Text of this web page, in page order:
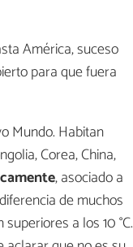
América, suceso
para que fuera
Mundo. Habitan
Corea, China,
, asociado a
de muchos
a los 10 °C.